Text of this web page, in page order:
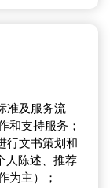
的工作压力。
准及服务流
和支持服务；
行文书策划和
人陈述、推荐
为主）；